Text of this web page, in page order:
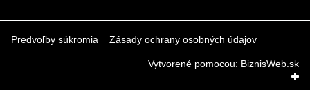
Predvoľby súkromia Zásady ochrany osobných údajov
Vytvorené pomocou: BiznisWeb.sk